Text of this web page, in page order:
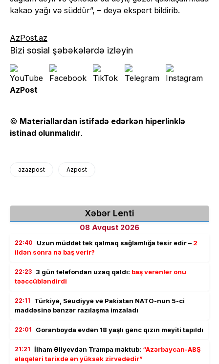
kakao yağı və süddür”, – deyə ekspert bildirib.
AzPost.az
Bizi sosial şəbəkələrdə izləyin
AzPost
© Materiallardan istifadə edərkən hiperlinklə
istinad olunmalıdır.
azazpost Azpost
Xəbər Lenti
08 Avqust 2026
22:40 Uzun müddət tək qalmaq sağlamlığa təsir edir – 2
ildən sonra nə baş verir?
22:23 3 gün telefondan uzaq qaldı: baş verənlər onu
təəccübləndirdi
22:11
Türkiyə, Səudiyyə və Pakistan NATO-nun 5-ci
maddəsinə bənzər razılaşma imzaladı
22:01 Goranboyda evdən 18 yaşlı gənc qızın meyiti tapıldı
21:21 İlham Əliyevdən Trampa məktub: “Azərbaycan-ABŞ
əlaqələri tarixdə ən yüksək zirvədədir”